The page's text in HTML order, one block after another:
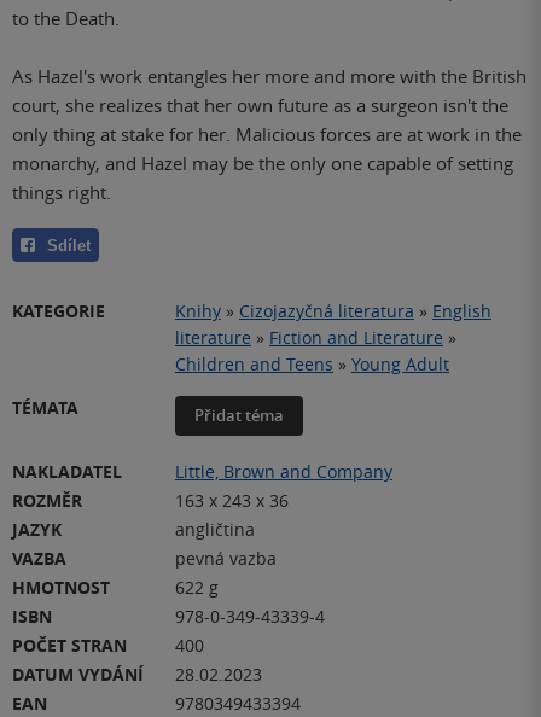
to the Death.
As Hazel's work entangles her more and more with the British
court, she realizes that her own future as a surgeon isn't the
only thing at stake for her. Malicious forces are at work in the
monarchy, and Hazel may be the only one capable of setting
things right.
Sdílet
KATEGORIE Knihy » Cizojazyčná literatura » English
literature » Fiction and Literature »
Children and Teens » Young Adult
TÉMATA
Přidat téma
NAKLADATEL
Little, Brown and Company
ROZMĚR
163 x 243 x 36
JAZYK
angličtina
VAZBA
pevná vazba
HMOTNOST
622 g
ISBN
978-0-349-43339-4
POČET STRAN
400
DATUM VYDÁNÍ
28.02.2023
EAN
9780349433394